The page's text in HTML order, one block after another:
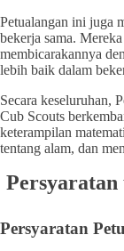
Petualangan ini juga
bekerja sama.
membicarakannya
lebih baik dalam
Secara keseluruhan,
Cub Scouts
keterampilan
tentang alam, dan
Persyaratan
Persyaratan